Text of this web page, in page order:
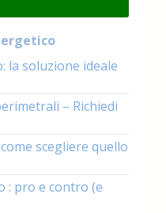
la soluzione ideale
– Richiedi
scegliere quello
: pro e contro (e